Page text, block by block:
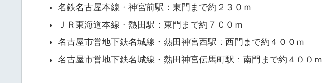
名鉄名古屋本線・神宮前駅：東門まで約２３０ｍ
ＪＲ東海道本線・熱田駅：東門まで約７００ｍ
名古屋市営地下鉄名城線・熱田神宮西駅：西門まで約４００ｍ
名古屋市営地下鉄名城線・熱田神宮伝馬町駅：南門まで約４００ｍ